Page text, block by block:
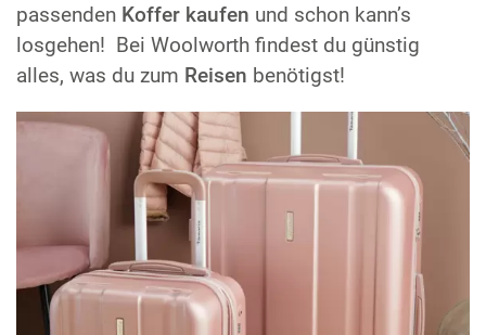
passenden Koffer kaufen und schon kann’s
losgehen! Bei Woolworth findest du günstig
alles, was du zum Reisen benötigst!